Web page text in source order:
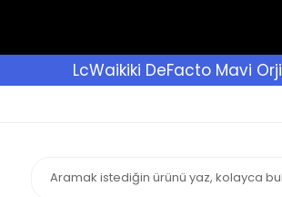
LcWaikiki DeFacto Mavi